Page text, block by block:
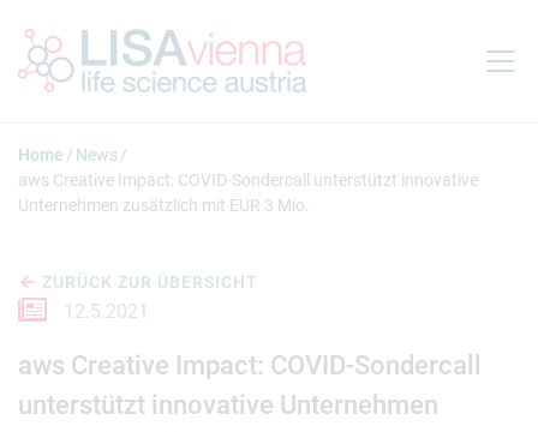
Home
News
aws Creative Impact: COVID-Sondercall unterstützt innovative
Unternehmen zusätzlich mit EUR 3 Mio.
ZURÜCK ZUR ÜBERSICHT
12.5.2021
aws Creative Impact: COVID-Sondercall
unterstützt innovative Unternehmen